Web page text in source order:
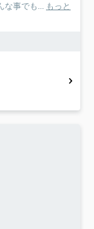
な事でも... もっと